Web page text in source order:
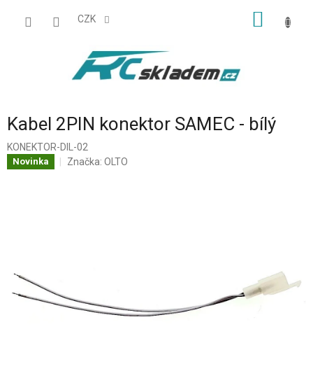
CZK
Kabel 2PIN konektor SAMEC - bílý
KONEKTOR-DIL-02
Novinka Značka: OLTO